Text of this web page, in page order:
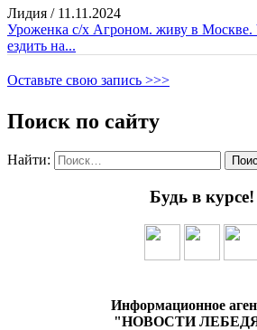
Лидия / 11.11.2024
Уроженка с/х Агроном. живу в Москве.
ездить на...
Оставьте свою запись >>>
Поиск по сайту
Найти:
Будь в курсе!
Информационное
"НОВОСТИ